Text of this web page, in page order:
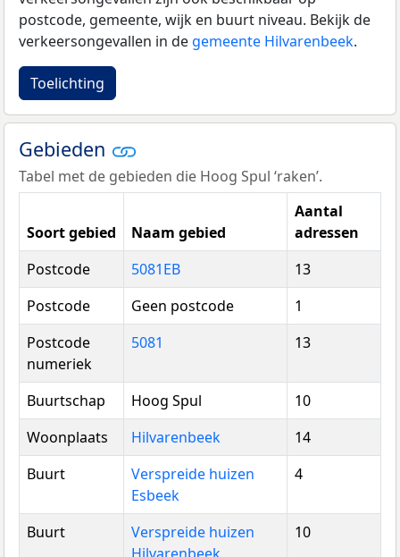
postcode, gemeente, wijk en buurt niveau. Bekijk de
verkeersongevallen in de gemeente Hilvarenbeek.
Toelichting
Gebieden
Tabel met de gebieden die Hoog Spul ‘raken’.
Soort gebied Naam gebied
Aantal
adressen
Postcode
5081EB
13
Postcode
Geen postcode
1
Postcode
numeriek
5081 13
Buurtschap Hoog Spul
10
Woonplaats
Hilvarenbeek
14
Buurt
Verspreide huizen
Esbeek
4
Buurt
Verspreide huizen
10